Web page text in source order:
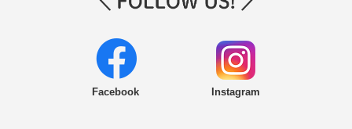
Facebook Instagram